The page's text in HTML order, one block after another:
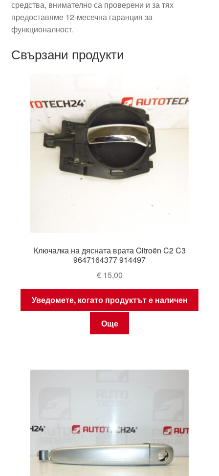
средства, внимателно са проверени и за тях
предоставяме 12-месечна гаранция за
функционалност.
Свързани продукти
Ключалка на дясната врата Citroën C2 C3
9647164377 914497
€15,00
Уведомете, когато продуктът е наличен
Още